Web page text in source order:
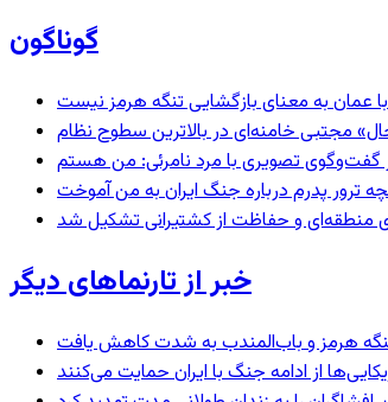
گوناگون
با عمان به معنای بازگشایی تنگه هرمز نیست
مجتبی خامنه‌ای در بالاترین سطوح نظام
ترور پدرم درباره جنگ ایران به من آموخت
منطقه‌ای و حفاظت از کشتیرانی تشکیل شد
خبر از تارنماهای دیگر
تنگه هرمز و باب‌المندب به شدت کاهش یافت
از ادامه جنگ با ایران حمایت می‌کنند